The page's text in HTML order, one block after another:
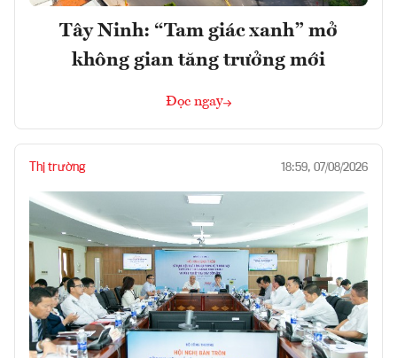
Tây Ninh: “Tam giác xanh” mở
không gian tăng trưởng mới
Đọc ngay
Thị trường 18:59, 07/08/2026